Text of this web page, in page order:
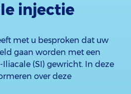
injectie
met u besproken dat uw
gaan worden met een
(SI) gewricht. In deze
over deze